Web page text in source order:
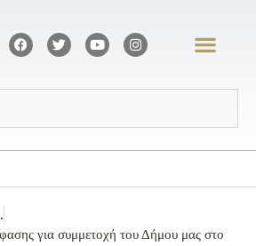
για συμμετοχή του Δήμου μας στο